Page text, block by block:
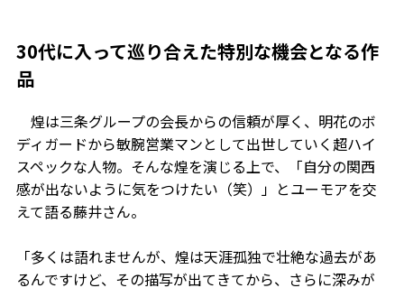
30代に入って巡り合えた特別な機会となる作
品
煌は三条グループの会長からの信頼が厚く、明花のボ
ディガードから敏腕営業マンとして出世していく超ハイ
スペックな人物。そんな煌を演じる上で、「自分の関西
感が出ないように気をつけたい（笑）」とユーモアを交
えて語る藤井さん。
「多くは語れませんが、煌は天涯孤独で壮絶な過去があ
るんですけど、その描写が出てきてから、さらに深みが